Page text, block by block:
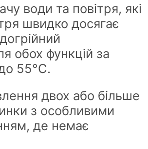
води та повітря, які
швидко досягає
обох функцій за
55°С.
двох або більше
з особливими
де немає